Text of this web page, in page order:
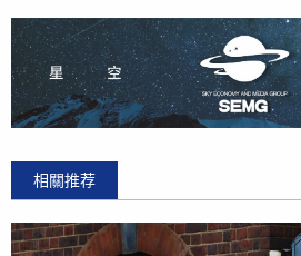
相關推荐